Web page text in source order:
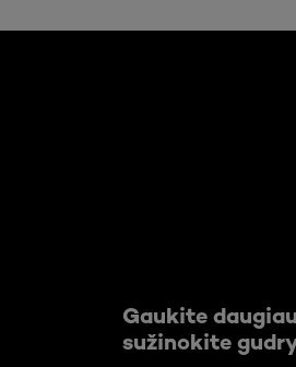
Gaukite
sužinokite